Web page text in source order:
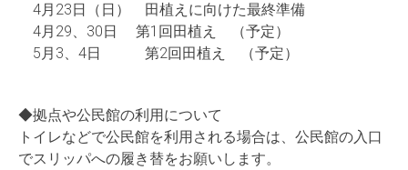
4月23日（日） 田植えに向けた最終準備
4月29、30日 第1回田植え （予定）
5月3、4日 第2回田植え （予定）
◆拠点や公民館の利用について
トイレなどで公民館を利用される場合は、公民館の入口
でスリッパへの履き替をお願いします。